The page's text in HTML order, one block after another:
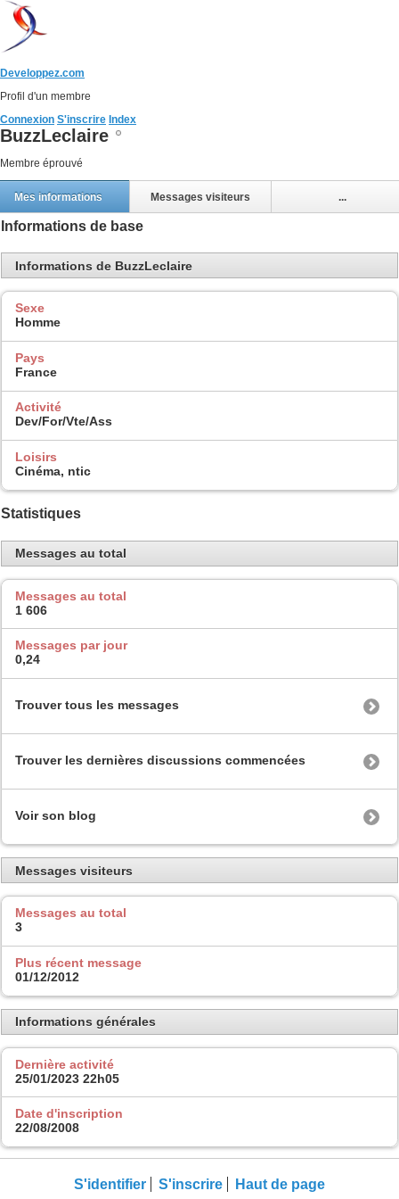
Developpez.com
Profil d'un membre
Connexion S'inscrire Index
BuzzLeclaire
Membre éprouvé
Mes informations Messages visiteurs ...
Informations de base
Informations de BuzzLeclaire
Sexe
Homme
Pays
France
Activité
Dev/For/Vte/Ass
Loisirs
Cinéma, ntic
Statistiques
Messages au total
Messages au total
1 606
Messages par jour
0,24
Trouver tous les messages
Trouver les dernières discussions commencées
Voir son blog
Messages visiteurs
Messages au total
3
Plus récent message
01/12/2012
Informations générales
Dernière activité
25/01/2023 22h05
Date d'inscription
22/08/2008
S'identifier S'inscrire Haut de page